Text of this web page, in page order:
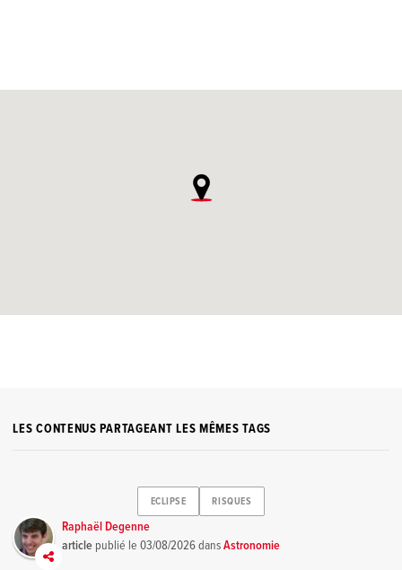
LES CONTENUS PARTAGEANT LES MÊMES TAGS
ECLIPSE RISQUES
Raphaël Degenne
article publié le03/08/2026dansAstronomie